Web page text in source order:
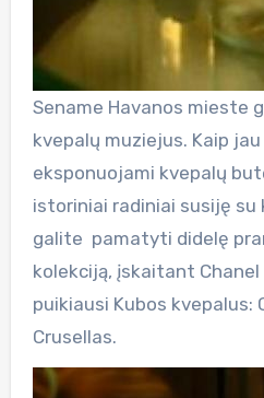
Sename Havanos mieste
kvepalų muziejus. Kaip
eksponuojami kvepalų
istoriniai radiniai susiję su
galite pamatyti didelę
kolekciją, įskaitant
puikiausi Kubos kvepalus:
Crusellas.